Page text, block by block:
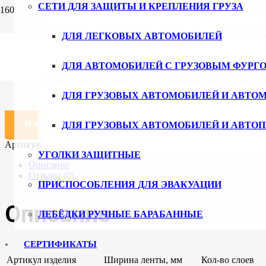
ВладивостокВолгоград ВоронежЕкатеринбург
ПетербургУльяновскУфаХабаровскЧебоксары
СЕТИ ДЛЯ ЗАЩИТЫ И КРЕПЛЕНИЯ ГРУЗА
ДЛЯ ЛЕГКОВЫХ АВТОМОБИЛЕЙ
ДЛЯ АВТОМОБИЛЕЙ С ГРУЗОВЫМ
ДЛЯ ГРУЗОВЫХ АВТОМОБИЛЕЙ И
ДЛЯ ГРУЗОВЫХ АВТОМОБИЛЕЙ И
УГОЛКИ ЗАЩИТНЫЕ
ПРИСПОСОБЛЕНИЯ ДЛЯ ЭВАКУАЦИИ
ЛЕБЁДКИ РУЧНЫЕ БАРАБАННЫЕ
СЕРТИФИКАТЫ
Количество товара Буксировочный трос ширина 120 мм,
В корзину
Артикул:
Описание
Отзывы (0)
Описание
Артикул изделия Ширина ленты, мм Кол-во слоев